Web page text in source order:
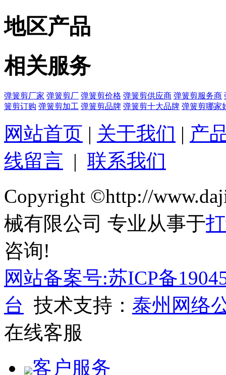
地区产品
相关服务
弹簧剪厂家 弹簧剪厂 弹簧剪价格 弹簧剪供应商 弹簧剪服务商
簧剪订购 弹簧剪加工 弹簧剪品牌 弹簧剪十大品牌 弹簧剪哪家
网站首页 | 关于我们 | 产
线留言 | 联系我们
Copyright ©http://
械有限公司 专业从事于
咨询!
网站备案号:苏ICP备
台 技术支持： 泰州网络
在线客服
客户服务